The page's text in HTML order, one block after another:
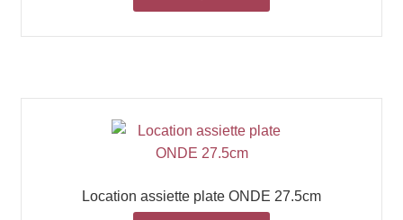
Location assiette plate ONDE 27.5cm